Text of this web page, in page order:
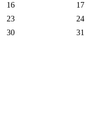
16
17
23
24
30
31